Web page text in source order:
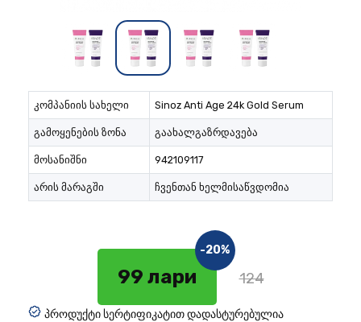
კომპანიის სახელი Sinoz Anti Age 24k Gold Serum
გამოყენების ზონა გაახალგაზრდავება
მოსანიშნი 942109117
არის მარაგში ჩვენთან ხელმისაწვდომია
99 лари
-20%
124
პროდუქტი სერტიფიკატით დადასტურებულია